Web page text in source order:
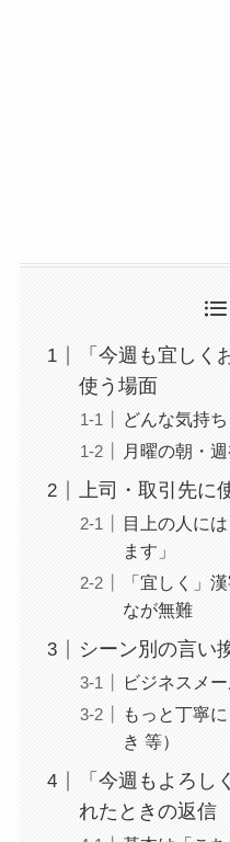
「今週も宜しく
使う場面
どんな気持
月曜の朝・
上司・取引先に
目上の人に
ます」
「宜しく」
なが無難
シーン別の言い
ビジネスメ
もっと丁寧
き 等）
「今週もよろし
れたときの返信